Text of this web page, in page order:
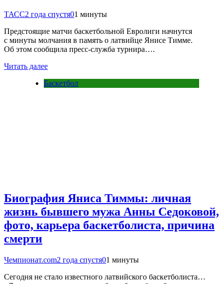
ТАСС2 года спустя01 минуты
Предстоящие матчи баскетбольной Евролиги начнутся
с минуты молчания в память о латвийце Янисе Тимме.
Об этом сообщила пресс-служба турнира….
Читать далее
Баскетбол
Биография Яниса Тиммы: личная
жизнь бывшего мужа Анны Седоковой,
фото, карьера баскетболиста, причина
смерти
Чемпионат.com2 года спустя01 минуты
Сегодня не стало известного латвийского баскетболиста…